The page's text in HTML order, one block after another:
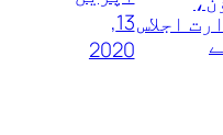
اجلاس
13,
2020